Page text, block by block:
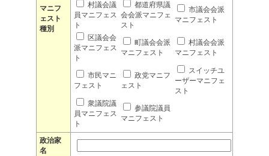
マニフ
ェスト
種別
村議会議
員マニフェス
ト
都道府県議
会会派マニフェ
スト
市議会会派
マニフェスト
区議会会
派マニフェス
ト
町議会会派
マニフェスト
村議会会派
マニフェスト
市民マニ
フェスト
政党マニフ
ェスト
スイッチユ
ーザーマニフェ
スト
衆議院議
員マニフェス
ト
参議院議員
マニフェスト
政治家
名